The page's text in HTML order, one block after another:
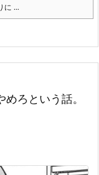
に ...
ろという話。